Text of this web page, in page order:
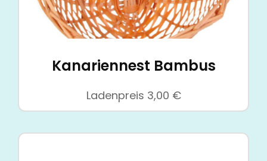
Kanariennest Bambus
Ladenpreis 3,00 €